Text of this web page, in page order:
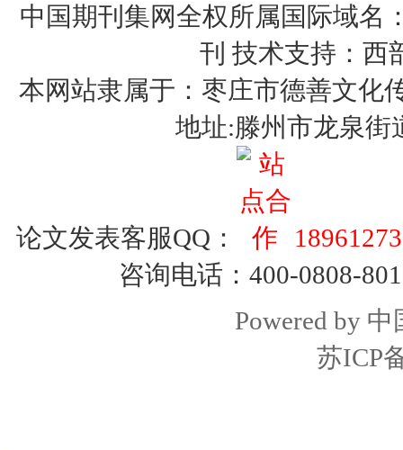
中国期刊集网全权所属国际域名
刊 技术支持：西
本网站隶属于：枣庄市德善文化
地址:滕州市龙泉街
论文发表客服QQ：
咨询电话：400-0808-
Powered by 中
苏ICP